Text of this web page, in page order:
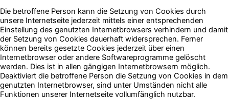
Die betroffene Person kann die Setzung von Cookies durch
unsere Internetseite jederzeit mittels einer entsprechenden
Einstellung des genutzten Internetbrowsers verhindern und damit
der Setzung von Cookies dauerhaft widersprechen. Ferner
können bereits gesetzte Cookies jederzeit über einen
Internetbrowser oder andere Softwareprogramme gelöscht
werden. Dies ist in allen gängigen Internetbrowsern möglich.
Deaktiviert die betroffene Person die Setzung von Cookies in dem
genutzten Internetbrowser, sind unter Umständen nicht alle
Funktionen unserer Internetseite vollumfänglich nutzbar.